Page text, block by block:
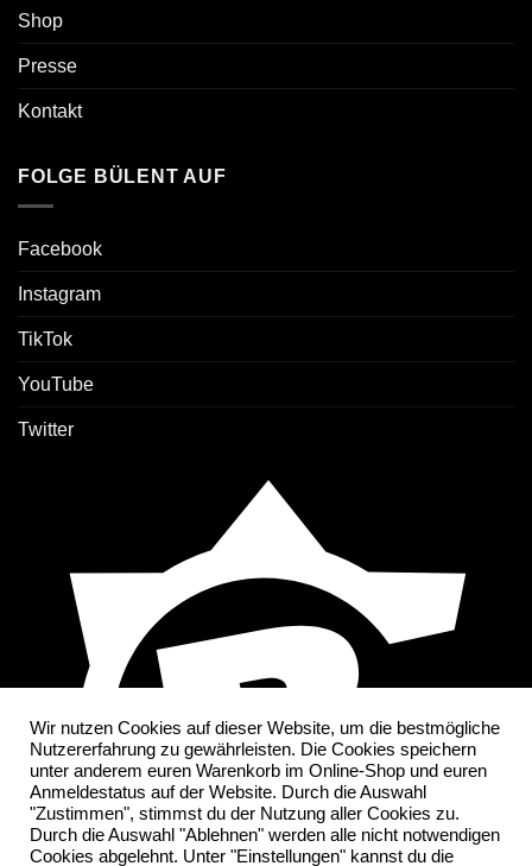
Shop
Presse
Kontakt
FOLGE BÜLENT AUF
Facebook
Instagram
TikTok
YouTube
Twitter
Wir nutzen Cookies auf dieser Website, um die bestmögliche
Nutzererfahrung zu gewährleisten. Die Cookies speichern
unter anderem euren Warenkorb im Online-Shop und euren
Anmeldestatus auf der Website. Durch die Auswahl
"Zustimmen", stimmst du der Nutzung aller Cookies zu.
Durch die Auswahl "Ablehnen" werden alle nicht notwendigen
Cookies abgelehnt. Unter "Einstellungen" kannst du die